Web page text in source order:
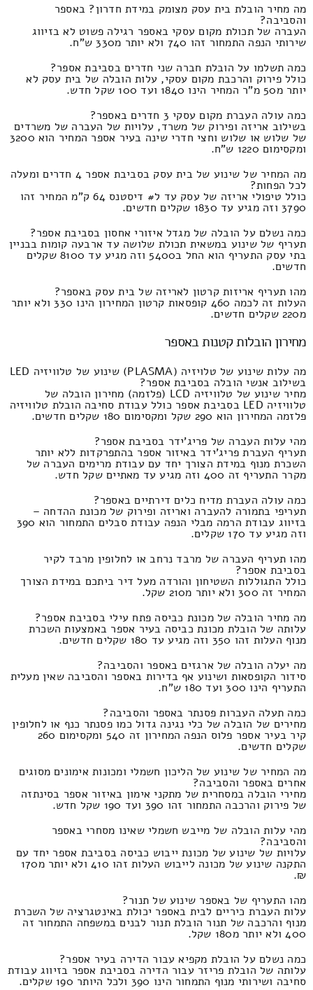
מה מחיר הובלת בית עסק מצומק במידת חדרון? באספר
והסביבה?
העברה של תכולת מקום עסקי באספר רגילה פשוט לא בזיווג
שירותי הנפה התמחור זהו 740 ולא יותר מ330 ש"ח.
כמה תשלמו על הובלת חברה שני חדרים בסביבת אספר?
כולל פירוק והרכבת מקום עסקי, עלות הובלה של בית עסק לא
יותר מ50 מ"ר המחיר הינו 1840 ועד 100 שקל חדש.
כמה עולה העברת מקום עסקי 3 חדרים באספר?
בשילוב אריזה ופירוק של משרד, עלויות של העברה של משרדים
של שלוש או שלוש וחצי חדרי שינה בעיר אספר המחיר הוא 3200
ומקסימום 1220 ש"ח.
מה המחיר של שינוע של בית עסק בסביבת אספר 4 חדרים ומעלה
לכל הפחות?
כולל טיפולי אריזה של עסק עד ל# דיסטנס 64 ק"מ המחיר זהו
3790 וזה מגיע עד 1830 שקלים חדשים.
כמה נשלם על הובלה של מגדל איזורי אחסון בסביבת אספר?
תעריף של שינוע במשאית תכולת שלושה עד ארבעה קומות בבניין
בתי עסק התעריף הוא החל ב5400 וזה מגיע עד 8100 שקלים
חדשים.
מהו תעריף אריזות קרטון לאריזה של בית עסק באספר?
העלות זה לכמה 460 קופסאות קרטון המחירון הינו 330 ולא יותר
מ220 שקלים חדשים.
מחירון הובלות קטנות באספר
מה עלות שינוע של טלויזיה (PLASMA) שינוע של טלוויזיה LED
בשילוב אנשי הובלה בסביבת אספר?
מחיר שינוע של טלוויזיה LCD (פלזמה) מחירון הובלה של
טלוויזיה LED בסביבת אספר כולל עבודת סחיבה הובלת טלוויזיה
פלזמה המחירון הוא 290 שקל ומקסימום 180 שקלים חדשים.
מהי עלות העברה של פריג'ידר בסביבת אספר?
תעריף העברת פריג'ידר באיזור אספר בהתפרקדות ללא יותר
השכרת מנוף במידת הצורך יחד עם עבודת מרימים העברה של
מקרר התעריף זה 400 וזה מגיע עד מאתיים שקל חדש.
כמה עולה העברת מדיח כלים דירתיים באספר?
תעריפי בתמורה להעברה ואריזה ופירוק של מכונת ההדחה –
בזיווג עבודת הרמה מבלי הנפה עבודת סבלים התמחור הוא 390
וזה מגיע עד 170 שקלים.
מהו תעריף העברה של מרבד נרחב או לחלופין מרבד לקיר
בסביבת אספר?
כולל התגוללות השטיחון והורדה מעל דיר ביתכם במידת הצורך
המחיר זה 300 ולא יותר מ210 שקל.
מה מחיר הובלה של מכונת כביסה פתח עילי בסביבת אספר?
עלותה של הובלת מכונת כביסה בעיר אספר באמצעות השכרת
מנוף העלות זהו 350 וזה מגיע עד 180 שקלים חדשים.
מה יעלה הובלה של ארגזים באספר והסביבה?
סידור הקופסאות ושינוע אף בדירות באספר והסביבה שאין מעלית
התעריף הינו 300 ועד 180 ש"ח.
כמה תעלה העברות פסנתר באספר והסביבה?
מחירים של הובלה של כלי נגינה גדול כמו פסנתר כנף או לחלופין
קיר בעיר אספר פלוס הנפה המחירון זה 540 ומקסימום 260
שקלים חדשים.
מה המחיר של שינוע של הליכון חשמלי ומכונות אימונים מסוגים
אחרים באספר והסביבה?
מחירי הובלה במסחרית של מתקני אימון באיזור אספר בסינתזה
של פירוק והרכבה התמחור זהו 390 ועד 190 שקל חדש.
מהי עלות הובלה של מייבש חשמלי שאינו מסחרי באספר
והסביבה?
עלויות של שינוע של מכונת ייבוש כביסה בסביבת אספר יחד עם
התקנה שינוע של מכונה לייבוש העלות זהו 410 ולא יותר מ170
₪.
מהו התעריף של באספר שינוע של תנור?
עלות העברת כיריים לבית באספר יכולת באינטגרציה של השכרת
מנוף והרכבה של תנור הובלת תנור לבנים במשפחה התמחור זה
400 ולא יותר מ180 שקל.
כמה נשלם על הובלת מקפיא עבור הדירה בעיר אספר?
עלותה של הובלת פריזר עבור הדירה בסביבת אספר בזיווג עבודת
סחיבה ושירותי מנוף התמחור הינו 390 ולכל היותר 190 שקלים.